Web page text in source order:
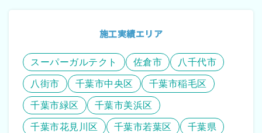
施工実績エリア
スーパーガルテクト 佐倉市 八千代市
八街市 千葉市中央区 千葉市稲毛区
千葉市緑区 千葉市美浜区
千葉市花見川区 千葉市若葉区 千葉県